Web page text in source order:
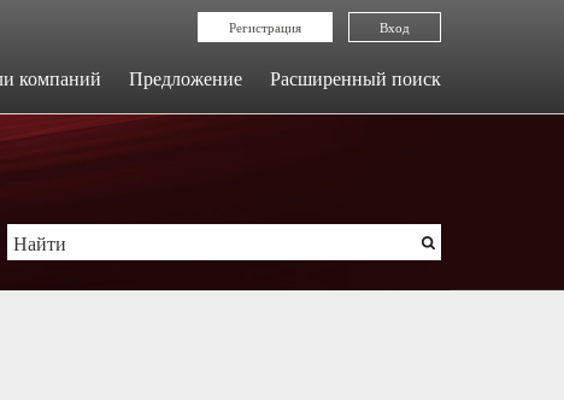
Регистрация Вход
компаний Предложение Расширенный поиск